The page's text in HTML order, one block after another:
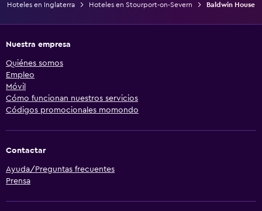
Hoteles en Inglaterra
Hoteles en Stourport-on-Severn Baldwin House
Nuestra empresa
Quiénes somos
Empleo
Móvil
Cómo funcionan nuestros servicios
Códigos promocionales momondo
Contactar
Ayuda/Preguntas frecuentes
Prensa